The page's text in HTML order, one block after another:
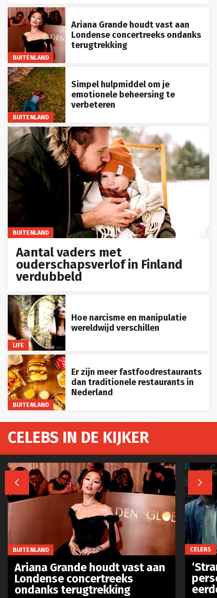
BUITENLAND
Ariana Grande houdt vast aan
Londense concertreeks ondanks
terugtrekking
BUITENLAND
Simpel hulpmiddel om je
emotionele beheersing te
verbeteren
BUITENLAND
Aantal vaders met
ouderschapsverlof in Finland
verdubbeld
LIFE
Hoe narcisme en manipulatie
wereldwijd verschillen
BUITENLAND
Er zijn meer fastfoodrestaurants
dan traditionele restaurants in
Nederland
CELEBS IN DE KIJKER
 
BUITENLAND
Ariana Grande houdt vast aan
Londense concertreeks
ondanks terugtrekking
CELEBS